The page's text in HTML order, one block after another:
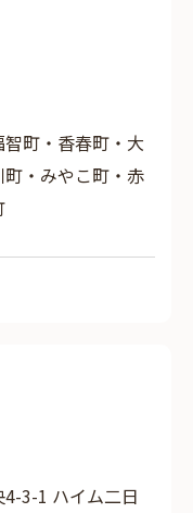
町・香春町・大
・みやこ町・赤
3-1 ハイム二日